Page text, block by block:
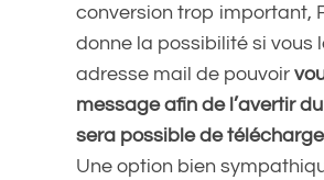
conversion trop important,
donne la possibilité si vous
adresse mail de pouvoir
message afin de l’avertir
sera possible de
Une option bien